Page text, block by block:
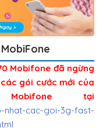
Mobifone đã ngừng
gói cước mới của
tại
nhat-cac-goi-3g-fast-